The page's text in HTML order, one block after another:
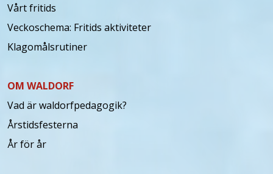
Vårt fritids
Veckoschema: Fritids aktiviteter
Klagomålsrutiner
OM WALDORF
Vad är waldorfpedagogik?
Årstidsfesterna
År för år